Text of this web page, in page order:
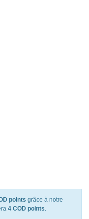
points grâce à notre
4 COD points.